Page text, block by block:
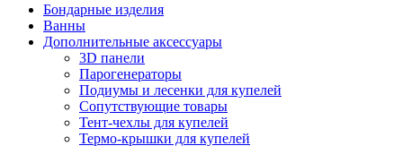
Бондарные изделия
Ванны
Дополнительные аксессуары
3D панели
Парогенераторы
Подиумы и лесенки для купелей
Сопутствующие товары
Тент-чехлы для купелей
Термо-крышки для купелей